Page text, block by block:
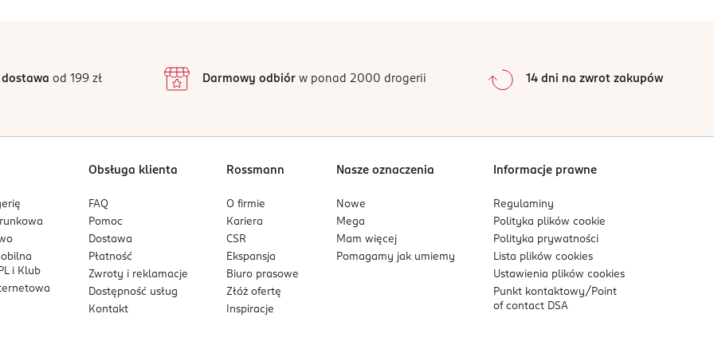
Przeczytać uważnie sposób użycia. Unikać kontaktu ze skórą. Unikać kontaktu z oczami. Nie wdychać
2
1
0%
Sortowanie wgdata: od najnowszej
dostawa od 199 zł Darmowy odbiórw ponad 2000 drogerii 14 dni na zwrot zakupów
i Klub
Obsługa klienta
FAQ
Pomoc
Dostawa
Płatność
Zwroty i reklamacje
Dostępność usług
Kontakt
Rossmann
O firmie
Kariera
CSR
Ekspansja
Biuro prasowe
Złóż ofertę
Inspiracje
Nasze oznaczenia
Nowe
Mega
Mam więcej
Pomagamy jak umiemy
Informacje prawne
Regulaminy
Polityka plikówcookie
Polityka prywatności
Lista plikówcookies
Ustawienia plikówcookies
Punkt kontaktowy/ Point
of contact DSA